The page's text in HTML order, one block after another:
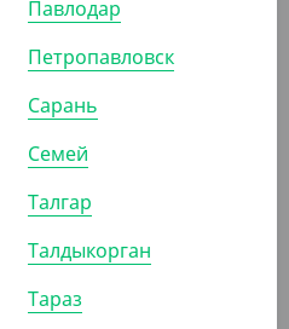
клапаном, 12*26 см, 25
Павлодар
Петропавловск
Сарань
Семей
Талгар
Талдыкорган
Тараз